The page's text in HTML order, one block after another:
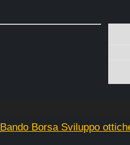
Borsa Sviluppo